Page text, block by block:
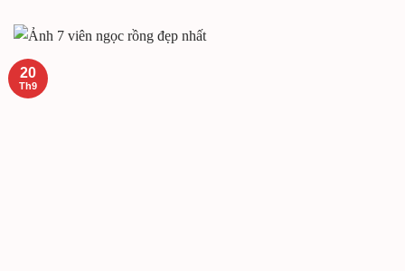
20
Th9